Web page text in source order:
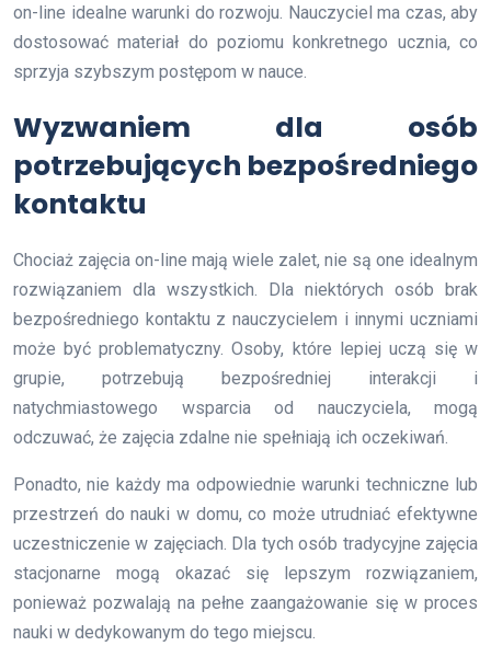
on-line idealne warunki do rozwoju. Nauczyciel ma czas, aby
dostosować materiał do poziomu konkretnego ucznia, co
sprzyja szybszym postępom w nauce.
Wyzwaniem dla osób
potrzebujących bezpośredniego
kontaktu
Chociaż zajęcia on-line mają wiele zalet, nie są one idealnym
rozwiązaniem dla wszystkich. Dla niektórych osób brak
bezpośredniego kontaktu z nauczycielem i innymi uczniami
może być problematyczny. Osoby, które lepiej uczą się w
grupie, potrzebują bezpośredniej interakcji i
natychmiastowego wsparcia od nauczyciela, mogą
odczuwać, że zajęcia zdalne nie spełniają ich oczekiwań.
Ponadto, nie każdy ma odpowiednie warunki techniczne lub
przestrzeń do nauki w domu, co może utrudniać efektywne
uczestniczenie w zajęciach. Dla tych osób tradycyjne zajęcia
stacjonarne mogą okazać się lepszym rozwiązaniem,
ponieważ pozwalają na pełne zaangażowanie się w proces
nauki w dedykowanym do tego miejscu.